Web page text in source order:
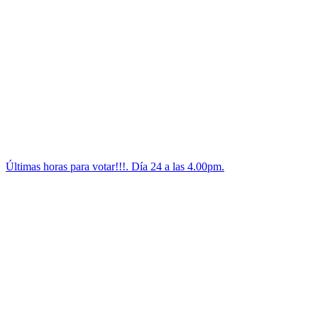
Últimas horas para votar!!!. Día 24 a las 4.00pm.